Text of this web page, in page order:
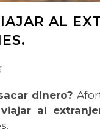
AL
dinero?
al